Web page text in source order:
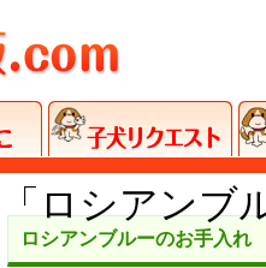
「ロシアンブ
ロシアンブルーのお手入れ